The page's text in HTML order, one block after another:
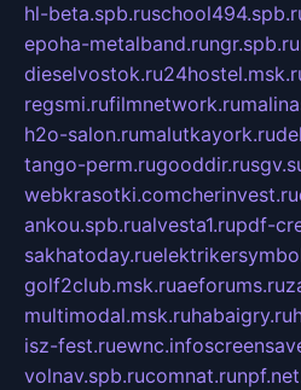
hl-beta.spb.ru
epoha-metalband.rungr.spb.ru
dieselvostok.ru
regsmi.rufilmnetwork.ru
h2o-salon.rumalutkayork.ru
tango-perm.rugooddir.ru
webkrasotki.comcherinvest.ru
ankou.spb.rualvesta1.rupdf-
sakhatoday.ru
golf2club.msk.ruaeforums.ru
multimodal.msk.ruhabaigry.ru
isz-fest.ruewnc.info
volnav.spb.rucomnat.ru